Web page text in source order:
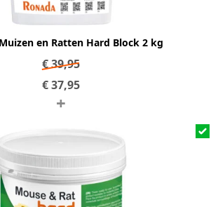
en Ratten Hard Block 2 kg
€39,95
€37,95
+